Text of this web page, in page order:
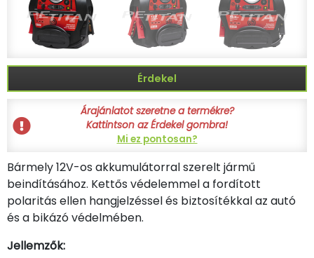
Érdekel
Árajánlatot szeretne a termékre?
Kattintson az Érdekel gombra!
Mi ez pontosan?
Bármely 12V-os akkumulátorral szerelt jármű
beindításához. Kettős védelemmel a fordított
polaritás ellen hangjelzéssel és biztosítékkal az autó
és a bikázó védelmében.
Jellemzők: